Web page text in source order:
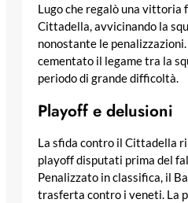
Lugo che regalò una vittoria
Cittadella, avvicinando la
nonostante le penalizzazioni.
cementato il legame tra la
periodo di grande difficoltà.
Playoff e delusioni
La sfida contro il Cittadella
playoff disputati prima del
Penalizzato in classifica, il
trasferta contro i veneti. La